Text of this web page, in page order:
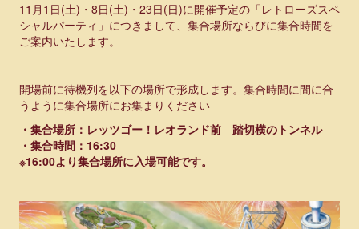
RALLY
OTHER
CONTACT
11月1日(土)・8日(土)・23日(日)に開催予定の「レトローズスペ
シャルパーティ」につきまして、集合場所ならびに集合時間を
ご案内いたします。
開場前に待機列を以下の場所で形成します。集合時間に間に合
うように集合場所にお集まりください
・集合場所：レッツゴー！レオランド前 踏切横のトンネル
・集合時間：16:30
※16:00より集合場所に入場可能です。